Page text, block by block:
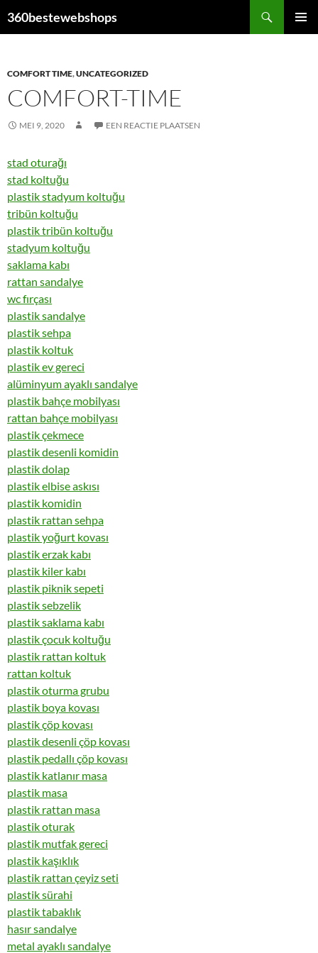
naar
360bestewebshops
COMFORT TIME,UNCATEGORIZED
COMFORT-TIME
MEI 9, 2020 EEN REACTIE PLAATSEN
stad oturağı
stad koltuğu
plastik stadyum koltuğu
tribün koltuğu
plastik tribün koltuğu
stadyum koltuğu
saklama kabı
rattan sandalye
wc fırçası
plastik sandalye
plastik sehpa
plastik koltuk
plastik ev gereci
alüminyum ayaklı sandalye
plastik bahçe mobilyası
rattan bahçe mobilyası
plastik çekmece
plastik desenli komidin
plastik dolap
plastik elbise askısı
plastik komidin
plastik rattan sehpa
plastik yoğurt kovası
plastik erzak kabı
plastik kiler kabı
plastik piknik sepeti
plastik sebzelik
plastik saklama kabı
plastik çocuk koltuğu
plastik rattan koltuk
rattan koltuk
plastik oturma grubu
plastik boya kovası
plastik çöp kovası
plastik desenli çöp kovası
plastik pedallı çöp kovası
plastik katlanır masa
plastik masa
plastik rattan masa
plastik oturak
plastik mutfak gereci
plastik kaşıklık
plastik rattan çeyiz seti
plastik sürahi
plastik tabaklık
hasır sandalye
metal ayaklı sandalye